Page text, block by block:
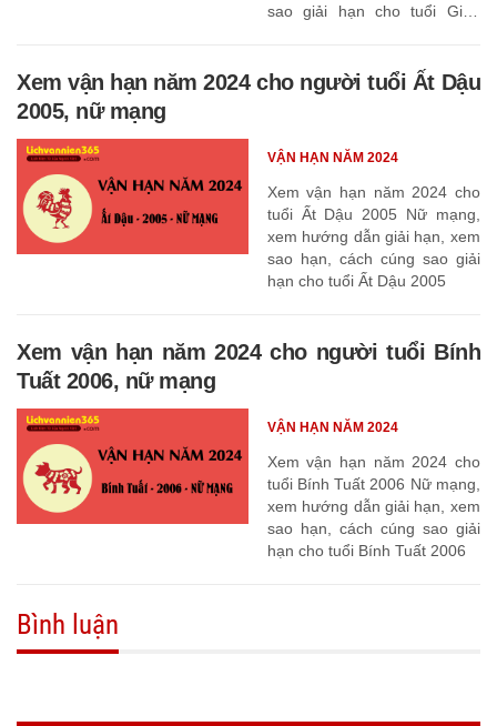
sao giải hạn cho tuổi Giáp
Xem vận hạn năm 2024 cho người tuổi Ất Dậu
2005, nữ mạng
Xem vận hạn năm 2024 cho
tuổi Ất Dậu 2005 Nữ mạng,
xem hướng dẫn giải hạn, xem
sao hạn, cách cúng sao giải
hạn cho tuổi Ất Dậu 2005
VẬN HẠN NĂM 2024
Xem vận hạn năm 2024 cho người tuổi Bính
Tuất 2006, nữ mạng
Xem vận hạn năm 2024 cho
tuổi Bính Tuất 2006 Nữ mạng,
xem hướng dẫn giải hạn, xem
sao hạn, cách cúng sao giải
hạn cho tuổi Bính Tuất 2006
VẬN HẠN NĂM 2024
Bình luận